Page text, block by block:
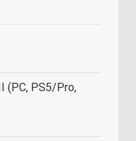
(PC, PS5/Pro,